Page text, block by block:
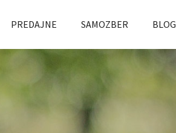
PREDAJNE SAMOZBER BLOG